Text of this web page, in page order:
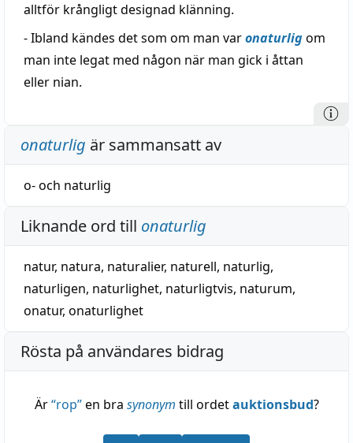
alltför krångligt designad klänning.
- Ibland kändes det som om man varonaturligom
man inte legat med någon när man gick i åttan
eller nian.
onaturlig är sammansatt av
o-och naturlig
Liknande ord till onaturlig
natur, natura, naturalier, naturell, naturlig,
naturligen, naturlighet, naturligtvis, naturum,
onatur, onaturlighet
Rösta på användares bidrag
Är“rop”en bra synonym till ordetauktionsbud?